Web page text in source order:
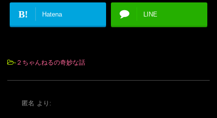
B! Hatena LINE
- ２ちゃんねるの奇妙な話
匿名 より: